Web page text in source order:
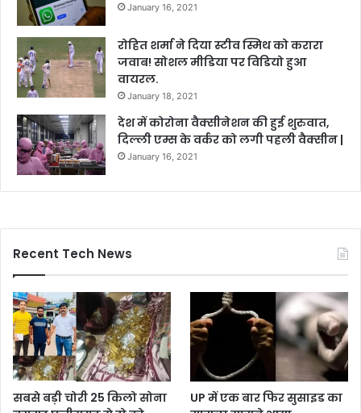
January 16, 2021
रोहित शर्मा ने दिया स्टीव स्मिथ को करारा
जवाब! सोशल मीडिया पर विडियो हुआ
वायरल.
January 18, 2021
देश में कोरोना वैक्सीनेशन की हुई शुरुवात,
दिल्ली एम्स के वर्कर को लगी पहली वैक्सीन |
January 16, 2021
Recent Tech News
सबसे बड़ी चोरी 25 किलो सोना
UP में एक बार फिर सुसाइड का